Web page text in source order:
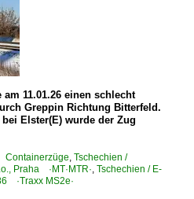
MS2e·
11.01.26 einen schlecht
Greppin Richtung Bitterfeld.
Elster(E) wurde der Zug
Containerzüge, Tschechien /
Praha ·MT·MTR·, Tschechien / E-
·Traxx MS2e·